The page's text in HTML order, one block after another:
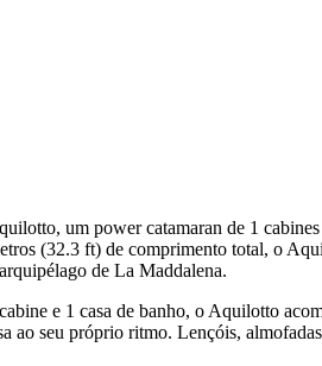
um power catamaran de 1
(32.3 ft) de comprimento total, o
de La Maddalena.
e 1 casa de banho, o Aquilotto
ao seu próprio ritmo. Lençóis,